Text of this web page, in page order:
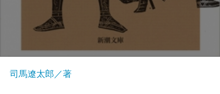
司馬遼太郎／著